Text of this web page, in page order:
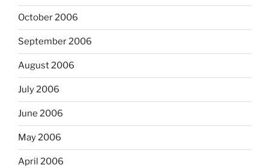
October 2006
September 2006
August 2006
July 2006
June 2006
May 2006
April 2006